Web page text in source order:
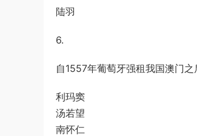
陆羽
6.
自1557年葡萄牙强租我国澳门
利玛窦
汤若望
南怀仁